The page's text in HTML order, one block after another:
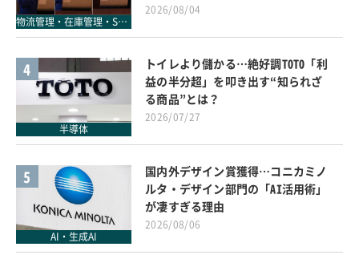
物流管理・在庫管理・SCM
2026/08/04
4
半導体
トイレより儲かる…絶好調TOTO「利
益の半分超」を叩き出す“知られざ
る商品”とは？
2026/07/27
5
AI・生成AI
国内外デザイン賞獲得…コニカミノ
ルタ・デザイン部門の「AI活用術」
が凄すぎる理由
2026/08/06